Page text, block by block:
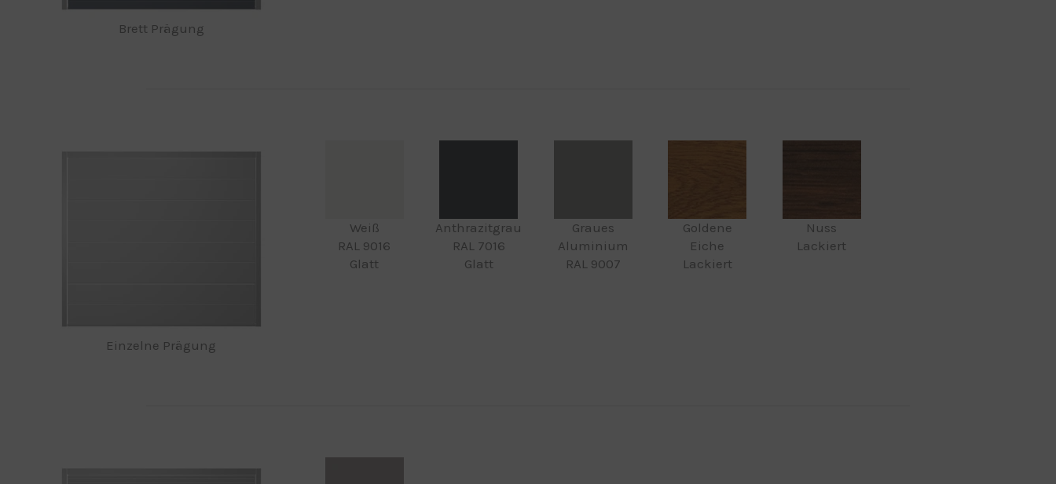
Brett Prägung
Einzelne Prägung
Weiß
RAL 9016
Glatt
Anthrazitgrau
RAL 7016
Glatt
Graues
Aluminium
RAL 9007
Goldene
Eiche
Lackiert
Nuss
Lackiert